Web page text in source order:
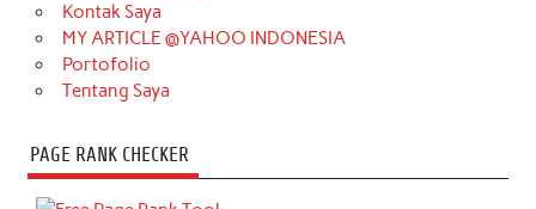
Kontak Saya
MY ARTICLE @YAHOO INDONESIA
Portofolio
Tentang Saya
PAGE RANK CHECKER